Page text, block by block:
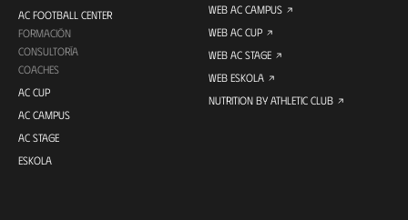
AC FOOTBALL CENTER
FORMACIÓN
CONSULTORÍA
COACHES
AC CUP
AC CAMPUS
AC STAGE
ESKOLA
WEB AC CAMPUS
WEB AC CUP
WEB AC STAGE
WEB ESKOLA
NUTRITION BY ATHLETIC CLUB